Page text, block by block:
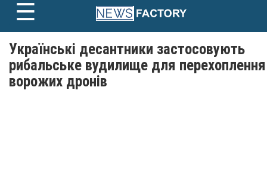
content
☰
Українські десантники застосовують
рибальське вудилище для перехоплення
ворожих дронів